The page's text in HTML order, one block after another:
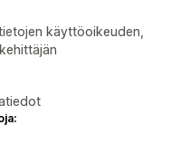
käyttöoikeuden,